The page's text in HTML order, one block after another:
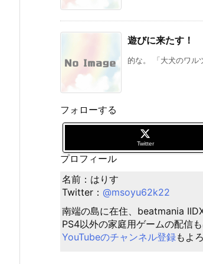
遊びに来たす！
的な。 「大犬のワル
フォローする
Twitter
プロフィール
名前：はりす
Twitter： @msoyu62k22
南端の島に在住、beatmania
PS4以外の家庭用ゲームの配信
YouTubeのチャンネル登録もよ